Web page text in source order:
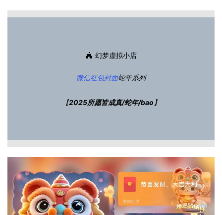
幻梦虚拟小店
微信红包封面蛇年系列
【2025所愿皆成真/蛇年/bao 】